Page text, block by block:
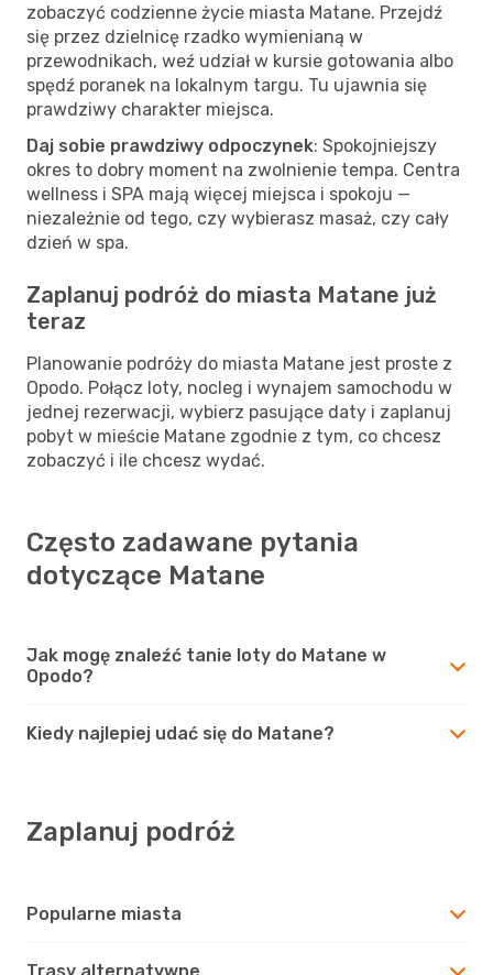
zobaczyć codzienne życie miasta Matane. Przejdź
się przez dzielnicę rzadko wymienianą w
przewodnikach, weź udział w kursie gotowania albo
spędź poranek na lokalnym targu. Tu ujawnia się
prawdziwy charakter miejsca.
Daj sobie prawdziwy odpoczynek: Spokojniejszy
okres to dobry moment na zwolnienie tempa. Centra
wellness i SPA mają więcej miejsca i spokoju —
niezależnie od tego, czy wybierasz masaż, czy cały
dzień w spa.
Zaplanuj podróż do miasta Matane już
teraz
Planowanie podróży do miasta Matane jest proste z
Opodo. Połącz loty, nocleg i wynajem samochodu w
jednej rezerwacji, wybierz pasujące daty i zaplanuj
pobyt w mieście Matane zgodnie z tym, co chcesz
zobaczyć i ile chcesz wydać.
Często zadawane pytania
dotyczące Matane
Jak mogę znaleźć tanie loty do Matane w
Opodo?
Kiedy najlepiej udać się do Matane?
Zaplanuj podróż
Popularne miasta